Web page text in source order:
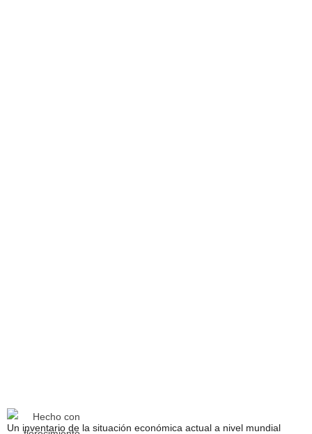
Un inventario de la situación económica actual a nivel mundial